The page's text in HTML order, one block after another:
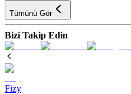
Tümünü Gör
Bizi Takip Edin
Fizy